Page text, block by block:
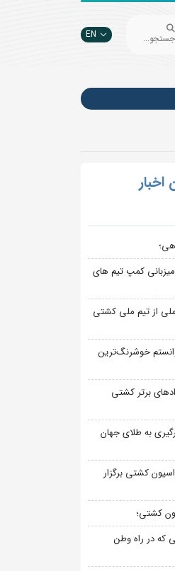
جستجو... EN
و به میزبانی کمپ تیم های
از تیم ملی کشتی
خوشرنگ‌ترین
برتر کشتی
به طلای جهان
کشتی برگزار
کشتی؛
که در راه وطن